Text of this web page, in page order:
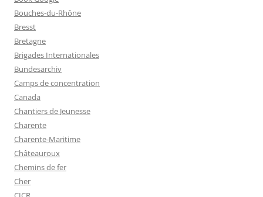
Bouches-du-Rhône
Bresst
Bretagne
Brigades Internationales
Bundesarchiv
Camps de concentration
Canada
Chantiers de Jeunesse
Charente
Charente-Maritime
Châteauroux
Chemins de fer
Cher